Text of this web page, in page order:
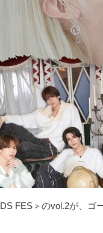
FES＞のvol.2が、ゴ